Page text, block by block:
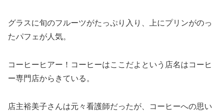
グラスに旬のフルーツがたっぷり入り、上にプリンがのっ
たパフェが人気。
コーヒーヒアー！コーヒーはここだよという店名はコーヒ
ー専門店からきている。
店主裕美子さんは元々看護師だったが、コーヒーへの思い